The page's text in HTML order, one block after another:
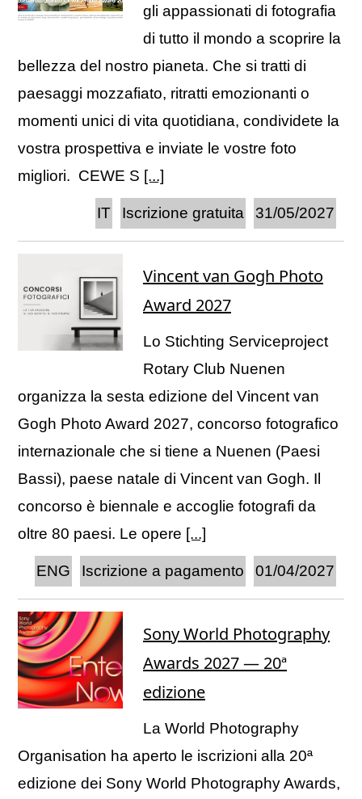
gli appassionati di fotografia
di tutto il mondo a scoprire la
bellezza del nostro pianeta. Che si tratti di
paesaggi mozzafiato, ritratti emozionanti o
momenti unici di vita quotidiana, condividete la
vostra prospettiva e inviate le vostre foto
migliori. CEWE S [...]
31/05/2027
Iscrizione gratuita
IT
Vincent van Gogh Photo
Award 2027
Lo Stichting Serviceproject
Rotary Club Nuenen
organizza la sesta edizione del Vincent van
Gogh Photo Award 2027, concorso fotografico
internazionale che si tiene a Nuenen (Paesi
Bassi), paese natale di Vincent van Gogh. Il
concorso è biennale e accoglie fotografi da
oltre 80 paesi. Le opere [...]
01/04/2027
Iscrizione a pagamento
ENG
Sony World Photography
Awards 2027 — 20ª
edizione
La World Photography
Organisation ha aperto le iscrizioni alla 20ª
edizione dei Sony World Photography Awards,